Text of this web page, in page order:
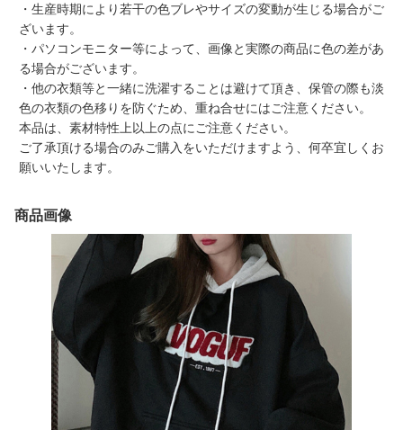
・生産時期により若干の色ブレやサイズの変動が生じる場合がご
ざいます。
・パソコンモニター等によって、画像と実際の商品に色の差があ
る場合がございます。
・他の衣類等と一緒に洗濯することは避けて頂き、保管の際も淡
色の衣類の色移りを防ぐため、重ね合せにはご注意ください。
本品は、素材特性上以上の点にご注意ください。
ご了承頂ける場合のみご購入をいただけますよう、何卒宜しくお
願いいたします。
商品画像